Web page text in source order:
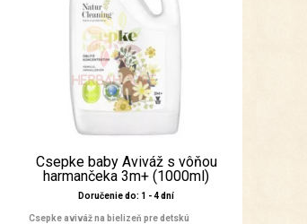
Csepke baby Aviváž s vôňou
harmančeka 3m+ (1000ml)
Doručenie do: 1 - 4 dní
Csepke aviváž na bielizeň pre detskú